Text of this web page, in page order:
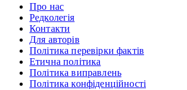
Про нас
Редколегія
Контакти
Для авторів
Політика перевірки фактів
Етична політика
Політика виправлень
Політика конфіденційності